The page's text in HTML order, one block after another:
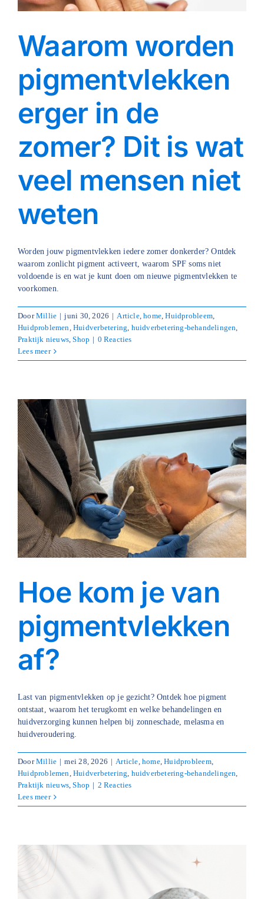
Over ons
Mijn account
Afspraak maken
Waarom worden
pigmentvlekken
erger in de
zomer? Dit is wat
veel mensen niet
weten
Worden jouw pigmentvlekken iedere zomer donkerder? Ontdek
waarom zonlicht pigment activeert, waarom SPF soms niet
voldoende is en wat je kunt doen om nieuwe pigmentvlekken te
voorkomen.
DoorMillie | juni 30, 2026 | Article,home,Huidprobleem,
Huidproblemen,Huidverbetering, huidverbetering-behandelingen,
Praktijk nieuws,Shop | 0 Reacties
Lees meer
Hoe kom je van
pigmentvlekken
af?
Last van pigmentvlekken op je gezicht? Ontdek hoe pigment
ontstaat, waarom het terugkomt en welke behandelingen en
huidverzorging kunnen helpen bij zonneschade, melasma en
huidveroudering.
DoorMillie | mei 28, 2026 | Article,home,Huidprobleem,
Huidproblemen,Huidverbetering, huidverbetering-behandelingen,
Praktijk nieuws,Shop | 2 Reacties
Lees meer